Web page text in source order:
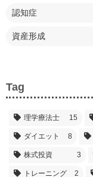
認知症
資産形成
Tag
理学療法士 15
ダイエット 8
株式投資 3
トレーニング 2